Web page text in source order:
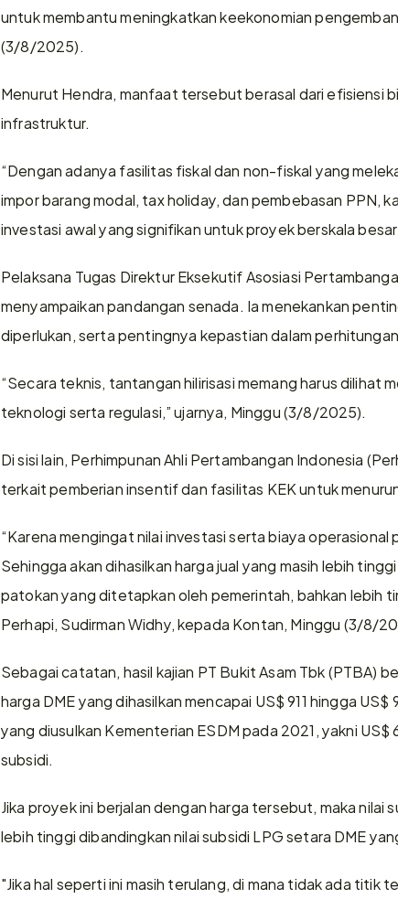
untuk membantu meningkatkan keekonomian
(3/8/2025).
Menurut Hendra, manfaat tersebut berasal dari efisiensi
infrastruktur.
“Dengan adanya fasilitas fiskal dan non-fiskal yang
impor barang modal, tax holiday, dan pembebasan PPN,
investasi awal yang signifikan untuk proyek berskala
Pelaksana Tugas Direktur Eksekutif Asosiasi
menyampaikan pandangan senada. Ia menekankan
diperlukan, serta pentingnya kepastian dalam
“Secara teknis, tantangan hilirisasi memang harus dilihat
teknologi serta regulasi,” ujarnya, Minggu (3/8/2025).
Di sisi lain, Perhimpunan Ahli Pertambangan Indonesia
terkait pemberian insentif dan fasilitas KEK untuk
“Karena mengingat nilai investasi serta biaya operasional
Sehingga akan dihasilkan harga jual yang masih lebih
patokan yang ditetapkan oleh pemerintah, bahkan lebih
Perhapi, Sudirman Widhy, kepada Kontan, Minggu (3/8/
Sebagai catatan, hasil kajian PT Bukit Asam Tbk (PTBA)
harga DME yang dihasilkan mencapai US$ 911 hingga
yang diusulkan Kementerian ESDM pada 2021, yakni
subsidi.
Jika proyek ini berjalan dengan harga tersebut, maka
lebih tinggi dibandingkan nilai subsidi LPG setara DME
"Jika hal seperti ini masih terulang, di mana tidak ada titik